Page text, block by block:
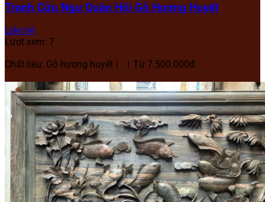
Tranh Cửu Ngư Quần Hội Gỗ Hương Huyết
Liên hệ
Lượt xem: 7
Chất liệu: Gỗ hương huyết
Từ 7.500.000đ